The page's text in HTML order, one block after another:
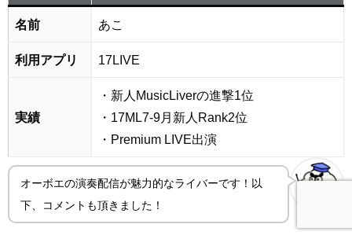
名前 あこ
利用アプリ 17LIVE
実績
・新人MusicLiverの進撃1位
・17ML7-9月新人Rank2位
・Premium LIVE出演
オーボエの演奏配信が魅力的なライバーです！以
下、コメントも頂きました！